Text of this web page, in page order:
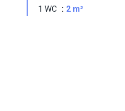
1 WC
2 m²